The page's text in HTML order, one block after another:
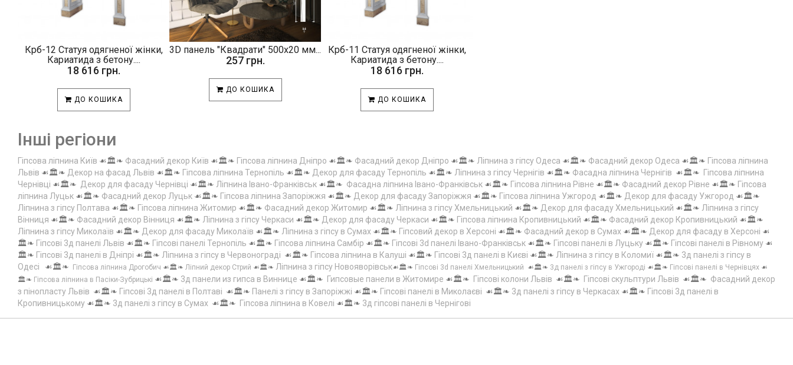
Крб-12 Статуя одягненої жінки,
Кариатида з бетону....
18 616 грн.
ДО КОШИКА
3D панель "Квадрати" 500х20 мм...
257 грн.
ДО КОШИКА
Крб-11 Статуя одягненої жінки,
Кариатида з бетону....
18 616 грн.
ДО КОШИКА
Інші регіони
Гіпсова ліпнина Київ ☙🏛️❧ Фасадний декор Київ ☙🏛️❧ Гіпсова ліпнина Дніпро ☙🏛️❧ Фасадний декор Дніпро ☙🏛️❧ Ліпнина з гіпсу Одеса ☙🏛️❧ Фасадний декор Одеса ☙🏛️❧ Гіпсова ліпнина
Львів ☙🏛️❧ Декор на фасад Львів ☙🏛️❧ Гіпсова ліпнина Тернопіль ☙🏛️❧ Декор для фасаду Тернопіль ☙🏛️❧ Ліпнина з гіпсу Чернігів ☙🏛️❧ Фасадна ліпнина Чернігів ☙🏛️❧ Гіпсова ліпнина
Чернівці ☙🏛️❧ Декор для фасаду Чернівці ☙🏛️❧ Ліпнина Івано-Франківськ ☙🏛️❧ Фасадна ліпнина Івано-Франківськ ☙🏛️❧ Гіпсова ліпнина Рівне ☙🏛️❧ Фасадний декор Рівне ☙🏛️❧ Гіпсова
ліпнина Луцьк ☙🏛️❧ Фасадний декор Луцьк ☙🏛️❧ Гіпсова ліпнина Запоріжжя ☙🏛️❧ Декор для фасаду Запоріжжя ☙🏛️❧ Гіпсова ліпнина Ужгород ☙🏛️❧ Декор для фасаду Ужгород ☙🏛️❧
Ліпнина з гіпсу Полтава ☙🏛️❧ Гіпсова ліпнина Житомир ☙🏛️❧ Фасадний декор Житомир ☙🏛️❧ Ліпнина з гіпсу Хмельницький ☙🏛️❧ Декор для фасаду Хмельницький ☙🏛️❧ Ліпнина з гіпсу
Вінниця ☙🏛️❧ Фасадний декор Вінниця ☙🏛️❧ Ліпнина з гіпсу Черкаси ☙🏛️❧ Декор для фасаду Черкаси ☙🏛️❧ Гіпсова ліпнина Кропивницький ☙🏛️❧ Фасадний декор Кропивницький ☙🏛️❧
Ліпнина з гіпсу Миколаїв ☙🏛️❧ Декор для фасаду Миколаїв ☙🏛️❧ Ліпнина з гіпсу в Сумах ☙🏛️❧ Гіпсовий декор в Херсоні ☙🏛️❧ Фасадний декор в Сумах ☙🏛️❧ Декор для фасаду в Херсоні ☙
🏛️❧ Гіпсові 3д панелі Львів ☙🏛️❧ Гіпсові панелі Тернопіль ☙🏛️❧ Гіпсова ліпнина Самбір ☙🏛️❧ Гіпсові 3d панелі Івано-Франківськ ☙🏛️❧ Гіпсові панелі в Луцьку ☙🏛️❧ Гіпсові панелі в Рівному ☙
🏛️❧ Гіпсові 3д панелі в Дніпрі ☙🏛️❧ Ліпнина з гіпсу в Червонограді ☙🏛️❧ Гіпсова ліпнина в Калуші ☙🏛️❧ Гіпсові 3д панелі в Києві ☙🏛️❧ Ліпнина з гіпсу в Коломиї ☙🏛️❧ 3д панелі з гіпсу в
Одесі ☙🏛️❧ Гіпсова ліпнина Дрогобич ☙🏛️❧ Ліпний декор Стрий ☙🏛️❧ Ліпнина з гіпсу Новояворівськ☙🏛️❧ Гіпсові 3d панелі Хмельницький ☙🏛️❧ 3д панелі з гіпсу в Ужгороді ☙🏛️❧ Гіпсові панелі в Чернівцях ☙
🏛️❧ Гіпсова ліпнина в Пасіки-Зубрицькі ☙🏛️❧ 3д панели из гипса в Виннице ☙🏛️❧ Гипсовые панели в Житомире ☙🏛️❧ Гіпсові колони Львів ☙🏛️❧ Гіпсові скульптури Львів ☙🏛️❧ Фасадний декор
з пінопласту Львів ☙🏛️❧ Гіпсові 3д панелі в Полтаві ☙🏛️❧ Панелі з гіпсу в Запоріжжі ☙🏛️❧ Гіпсові панелі в Миколаєві ☙🏛️❧ 3д панелі з гіпсу в Черкасах ☙🏛️❧ Гіпсові 3д панелі в
Кропивницькому ☙🏛️❧ 3д панелі з гіпсу в Сумах ☙🏛️❧ Гіпсова ліпнина в Ковелі ☙🏛️❧ 3д гіпсові панелі в Чернігові